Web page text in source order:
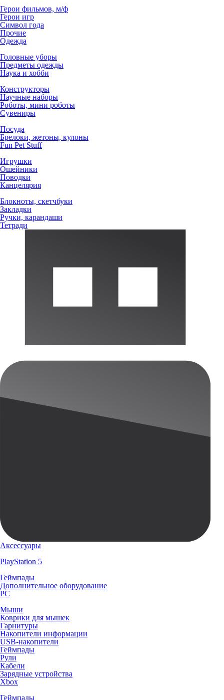
Герои фильмов, м/ф
Герои игр
Символ года
Прочие
Одежда
Головные уборы
Предметы одежды
Наука и хобби
Конструкторы
Научные наборы
Роботы, мини роботы
Сувениры
Посуда
Брелоки, жетоны, кулоны
Fun Pet Stuff
Игрушки
Ошейники
Поводки
Канцелярия
Блокноты, скетчбуки
Закладки
Ручки, карандаши
Тетради
Аксессуары
PlayStation 5
Геймпады
Дополнительное оборудование
PC
Мыши
Коврики для мышек
Гарнитуры
Накопители информации
USB-накопители
Геймпады
Рули
Кабели
Зарядные устройства
Xbox
Геймпады